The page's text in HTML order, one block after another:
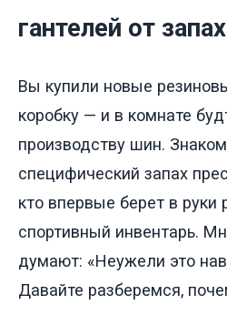
гантелей от
Вы купили новые
коробку — и в комнате
производству шин.
специфический запах
кто впервые берет в руки
спортивный инвентарь.
думают: «Неужели это
Давайте разберемся,